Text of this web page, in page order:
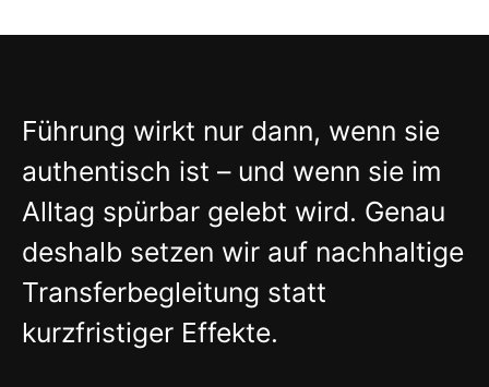
Führung wirkt nur dann, wenn sie
authentisch ist – und wenn sie im
Alltag spürbar gelebt wird. Genau
deshalb setzen wir auf nachhaltige
Transferbegleitung statt
kurzfristiger Effekte.